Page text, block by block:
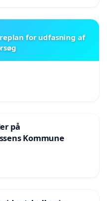
for udfasning af
på
Kommune